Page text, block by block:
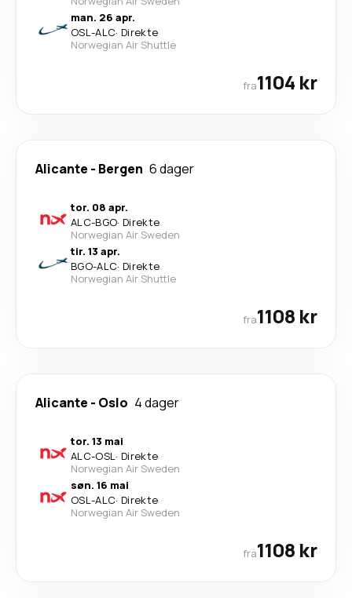
man. 26 apr.
OSL-ALC· Direkte
Norwegian Air Shuttle
fra1104 kr
Alicante - Bergen 6 dager
tor. 08 apr.
ALC-BGO· Direkte
Norwegian Air Sweden
tir. 13 apr.
BGO-ALC· Direkte
Norwegian Air Shuttle
fra1108 kr
Alicante - Oslo 4 dager
tor. 13 mai
ALC-OSL· Direkte
Norwegian Air Sweden
søn. 16 mai
OSL-ALC· Direkte
Norwegian Air Sweden
fra1108 kr